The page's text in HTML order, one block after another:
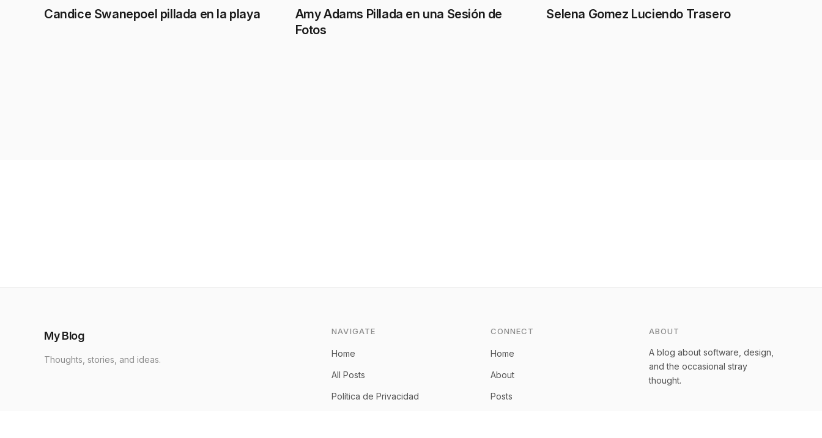
Candice Swanepoel pillada en la playa
Amy Adams Pillada en una Sesión de
Fotos
Selena Gomez Luciendo Trasero
My Blog
Thoughts, stories, and ideas.
NAVIGATE
Home
All Posts
Política de Privacidad
CONNECT
Home
About
Posts
ABOUT
A blog about software, design,
and the occasional stray
thought.